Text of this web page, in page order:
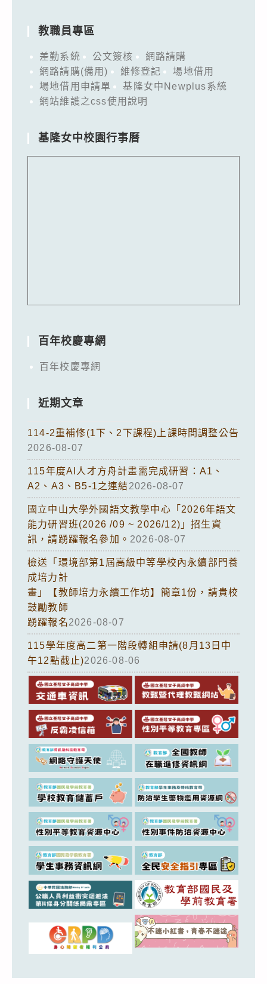
教職員專區
差勤系統 公文簽核
網路請購
網路請購(備用)
維修登記
場地借用
場地借用申請單
基隆女中Newplus系統
網站維護之css使用說明
基隆女中校園行事曆
百年校慶專網
百年校慶專網
近期文章
114-2重補修(1下、2下課程)上課時間調整公告
2026-08-07
115年度AI人才方舟計畫需完成研習：A1、
A2、A3、B5-1之連結2026-08-07
國立中山大學外國語文教學中心「2026年語文
能力研習班(2026 /09 ~ 2026/12)」招生資
訊，請踴躍報名參加。 2026-08-07
檢送「環境部第1屆高級中等學校內永續部門養
成培力計
畫」【教師培力永續工作坊】簡章1份，請貴校
鼓勵教師
踴躍報名2026-08-07
115學年度高二第一階段轉組申請(8月13日中
午12點截止)2026-08-06